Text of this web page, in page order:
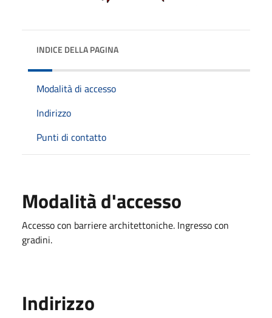
INDICE DELLA PAGINA
Modalità di accesso
Indirizzo
Punti di contatto
Modalità d'accesso
Accesso con barriere architettoniche. Ingresso con
gradini.
Indirizzo